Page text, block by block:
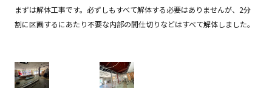
まずは解体工事です。必ずしもすべて解体する必要はありませんが、2分
割に区画するにあたり不要な内部の間仕切りなどはすべて解体しました。